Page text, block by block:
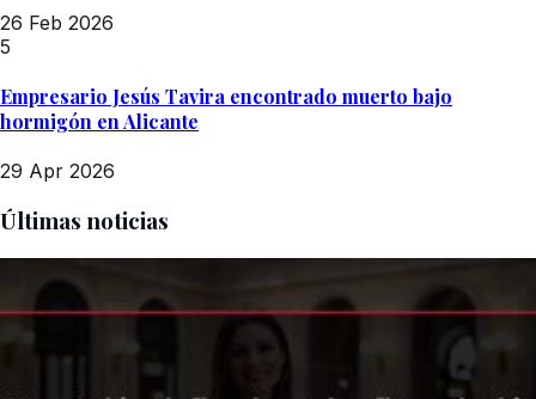
26 Feb 2026
5
Empresario Jesús Tavira encontrado muerto bajo
hormigón en Alicante
29 Apr 2026
Últimas noticias